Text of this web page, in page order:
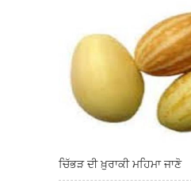
ਚਿੱਭੜ ਦੀ ਖ਼ੁਰਾਕੀ ਮਹਿਮਾ ਜਾਣੋ